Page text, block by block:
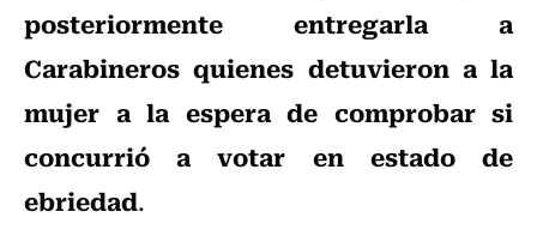
posteriormente entregarla a
Carabineros quienes detuvieron a la
mujer a la espera de comprobar si
concurrió a votar en estado de
ebriedad.